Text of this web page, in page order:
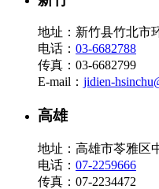
地址：新竹县竹北市
电话： 03-6682788
传真：03-6682799
E-mail： jidien-
高雄
地址：高雄市苓雅区
电话： 07-2259666
传真：07-2234472